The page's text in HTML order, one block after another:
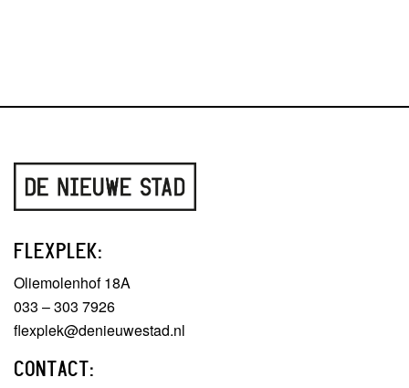
FLEXPLEK:
Oliemolenhof 18A
033 – 303 7926
flexplek@denieuwestad.nl
CONTACT: